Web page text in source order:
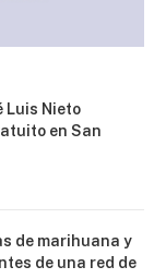
Luis Nieto
en San
de marihuana y
de una red de